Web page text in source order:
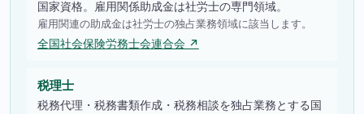
国家資格。雇用関係助成金は社労士の専門領域。
雇用関連の助成金は社労士の独占業務領域に該当します。
全国社会保険労務士会連合会 ↗
税理士
税務代理・税務書類作成・税務相談を独占業務とする国